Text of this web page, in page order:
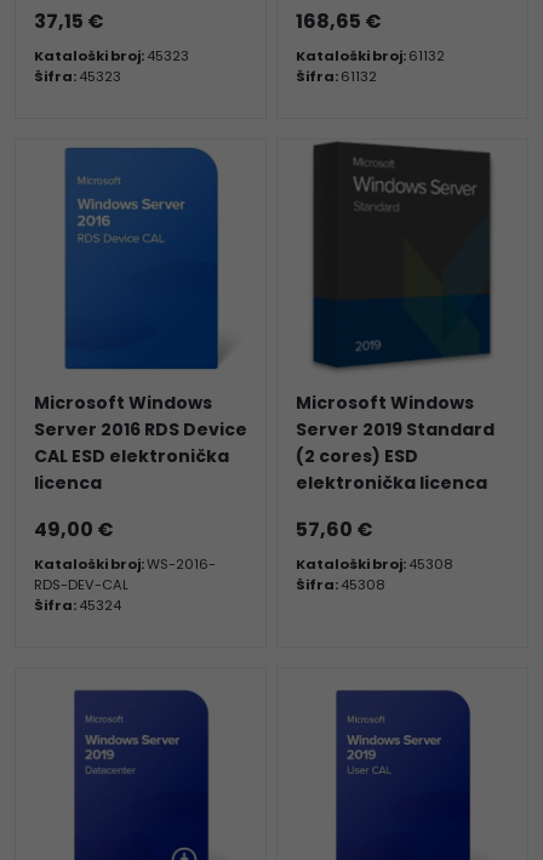
37,15 €
Kataloški broj:45323
Šifra:45323
168,65 €
Kataloški broj:61132
Šifra:61132
Microsoft Windows
Server 2016 RDS Device
CAL ESD elektronička
licenca
49,00 €
Kataloški broj:WS-2016-
RDS-DEV-CAL
Šifra:45324
Microsoft Windows
Server 2019 Standard
(2 cores) ESD
elektronička licenca
57,60 €
Kataloški broj:45308
Šifra:45308